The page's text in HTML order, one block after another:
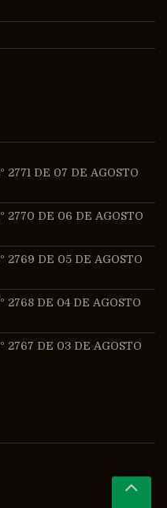
2771 DE 07 DE AGOSTO
2770 DE 06 DE AGOSTO
2769 DE 05 DE AGOSTO
2768 DE 04 DE AGOSTO
2767 DE 03 DE AGOSTO